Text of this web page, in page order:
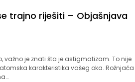
trajno riješiti – Objašnjava
važno je znati šta je astigmatizam. To nije
karakteristika vašeg oka. Rožnjača